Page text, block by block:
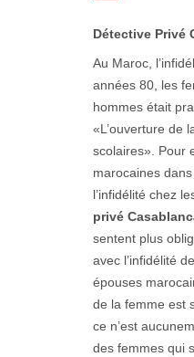
Détective Privé
Au Maroc,
années 80, les
hommes était
«L’ouverture de
scolaires». Pour
marocaines
l’infidélité chez
privé
sentent plus
avec l’infidélité
épouses
de la femme est
ce n’est
des femmes qui